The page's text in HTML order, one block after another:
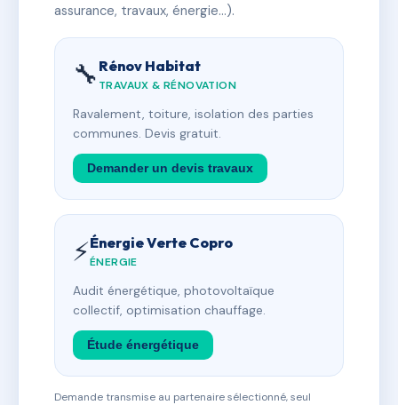
assurance, travaux, énergie…).
🔧 Rénov Habitat
TRAVAUX & RÉNOVATION
Ravalement, toiture, isolation des parties
communes. Devis gratuit.
Demander un devis travaux
⚡Énergie Verte Copro
ÉNERGIE
Audit énergétique, photovoltaïque
collectif, optimisation chauffage.
Étude énergétique
Demande transmise au partenaire sélectionné, seul